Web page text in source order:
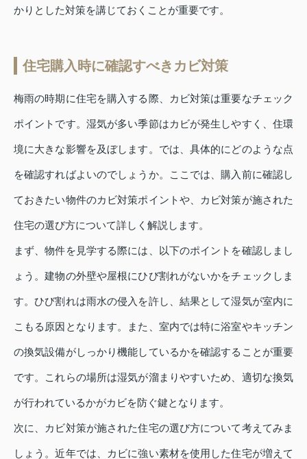
かりとした対策を講じておくことが重要です。
住宅購入時に確認すべきカビ対策
梅雨の時期に住宅を購入する際、カビ対策は重要なチェック
ポイントです。湿気が多い季節はカビが発生しやすく、住環
境に大きな影響を及ぼします。では、具体的にどのような点
を確認すればよいのでしょうか。ここでは、購入前に確認し
ておきたい物件のカビ対策ポイントや、カビ対策が施された
住宅の選び方について詳しく解説します。
まず、物件を見学する際には、以下のポイントを確認しまし
ょう。建物の外壁や屋根にひび割れがないかをチェックしま
す。ひび割れは雨水の侵入を許し、結果として湿気が室内に
こもる原因となります。また、室内では特に浴室やキッチン
の換気設備がしっかり機能しているかを確認することが重要
です。これらの場所は湿気が溜まりやすいため、適切な換気
が行われているかがカビを防ぐ鍵となります。
次に、カビ対策が施された住宅の選び方について考えてみま
しょう。近年では、カビに強い素材を使用した住宅が増えて